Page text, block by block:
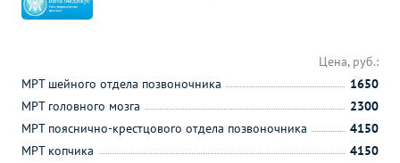
Цена, руб.:
МРТ шейного отдела позвоночника
1650
МРТ головного мозга
2300
МРТ пояснично-крестцового отдела позвоночника
4150
МРТ копчика
4150